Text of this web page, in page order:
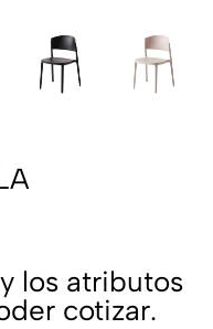
los atributos
cotizar.